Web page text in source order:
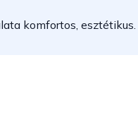
komfortos, esztétikus.